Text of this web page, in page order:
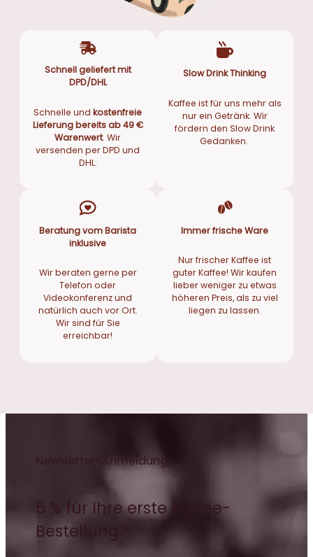
Schnell geliefert mit
DPD/DHL
Schnelle undkostenfreie
Lieferung bereits ab 49 €
Warenwert. Wir
versenden per DPD und
DHL.
Slow Drink Thinking
Kaffee ist für uns mehr als
nur ein Getränk. Wir
fördern den Slow Drink
Gedanken.
Beratung vom Barista
inklusive
Wir beraten gerne per
Telefon oder
Videokonferenz und
natürlich auch vor Ort.
Wir sind für Sie
erreichbar!
Immer frische Ware
Nur frischer Kaffee ist
guter Kaffee! Wir kaufen
lieber weniger zu etwas
höheren Preis, als zu viel
liegen zu lassen.
Newsletter-Anmeldung
5 % für Ihre erste Kaffee-
Bestellung *